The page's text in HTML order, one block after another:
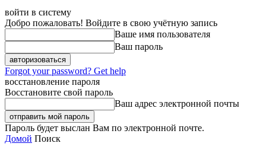
войти в систему
Добро пожаловать! Войдите в свою учётную запись
Ваше имя пользователя
Ваш пароль
Forgot your password? Get help
восстановление пароля
Восстановите свой пароль
Ваш адрес электронной почты
Пароль будет выслан Вам по электронной почте.
Домой Поиск